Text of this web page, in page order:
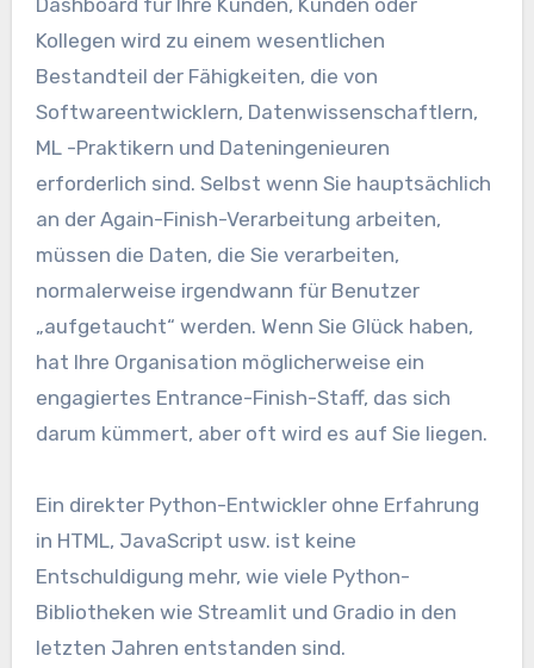
Dashboard für Ihre Kunden, Kunden oder
Kollegen wird zu einem wesentlichen
Bestandteil der Fähigkeiten, die von
Softwareentwicklern, Datenwissenschaftlern,
ML -Praktikern und Dateningenieuren
erforderlich sind. Selbst wenn Sie hauptsächlich
an der Again-Finish-Verarbeitung arbeiten,
müssen die Daten, die Sie verarbeiten,
normalerweise irgendwann für Benutzer
„aufgetaucht“ werden. Wenn Sie Glück haben,
hat Ihre Organisation möglicherweise ein
engagiertes Entrance-Finish-Staff, das sich
darum kümmert, aber oft wird es auf Sie liegen.
Ein direkter Python-Entwickler ohne Erfahrung
in HTML, JavaScript usw. ist keine
Entschuldigung mehr, wie viele Python-
Bibliotheken wie Streamlit und Gradio in den
letzten Jahren entstanden sind.